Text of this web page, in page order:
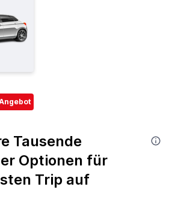
Tausende
Optionen für
Trip auf